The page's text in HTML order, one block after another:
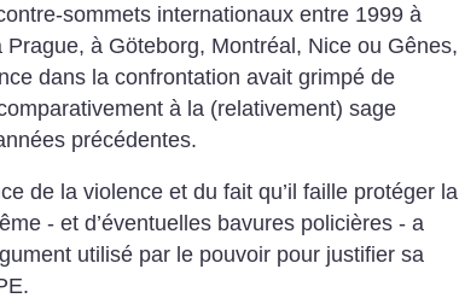
sommets internationaux entre 1999 à
Prague, à Göteborg, Montréal, Nice ou Gênes,
dans la confrontation avait grimpé de
à la (relativement) sage
précédentes.
de la violence et du fait qu’il faille protéger la
- et d’éventuelles bavures policières - a
utilisé par le pouvoir pour justifier sa